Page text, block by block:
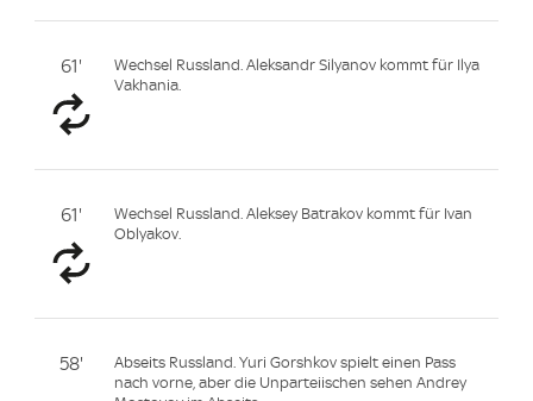
61'
Wechsel Russland. Aleksandr Silyanov kommt für Ilya
Vakhania.
61'
Wechsel Russland. Aleksey Batrakov kommt für Ivan
Oblyakov.
58'
Abseits Russland. Yuri Gorshkov spielt einen Pass
nach vorne, aber die Unparteiischen sehen Andrey